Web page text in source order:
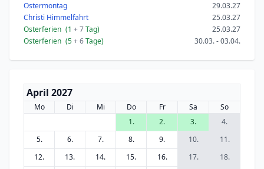
Ostermontag
29.03.27
Christi Himmelfahrt
25.03.27
Osterferien (1 + 7Tag)
25.03.27
Osterferien (5+ 6Tage) 30.03. - 03.04.
April 2027
Mo Di Mi Do Fr Sa
So
1.
2. 3.
4.
5.
6. 7. 8. 9. 10.
11.
12.
13. 14. 15. 16. 17.
18.